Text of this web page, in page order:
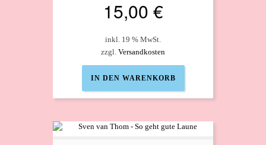
15,00 €
inkl. 19 % MwSt.
zzgl. Versandkosten
IN DEN WARENKORB